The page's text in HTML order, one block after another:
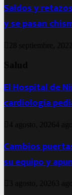
Saldos y
y se pasan
28 septiembre, 2022
Salud
El Hospital de
cardiología
4 agosto, 20264
Cambios
su equipo y
3 agosto, 2026 3